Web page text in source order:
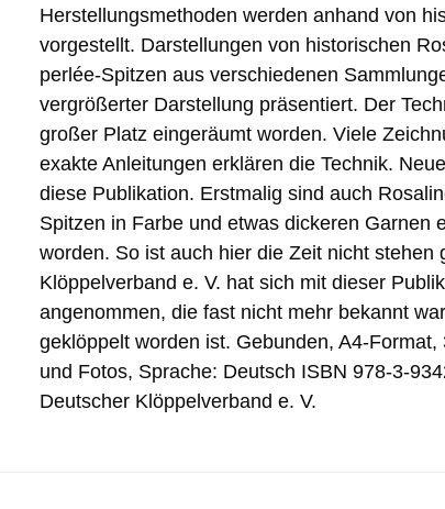
Herstellungsmethoden werden anhand von
vorgestellt. Darstellungen von historischen
perlée-Spitzen aus verschiedenen
vergrößerter Darstellung präsentiert. Der
großer Platz eingeräumt worden. Viele
exakte Anleitungen erklären die Technik.
diese Publikation. Erstmalig sind auch
Spitzen in Farbe und etwas dickeren Garnen
worden. So ist auch hier die Zeit nicht stehen
Klöppelverband e. V. hat sich mit dieser
angenommen, die fast nicht mehr bekannt
geklöppelt worden ist. Gebunden, A4-
und Fotos, Sprache: Deutsch ISBN 978-3-
Deutscher Klöppelverband e. V.